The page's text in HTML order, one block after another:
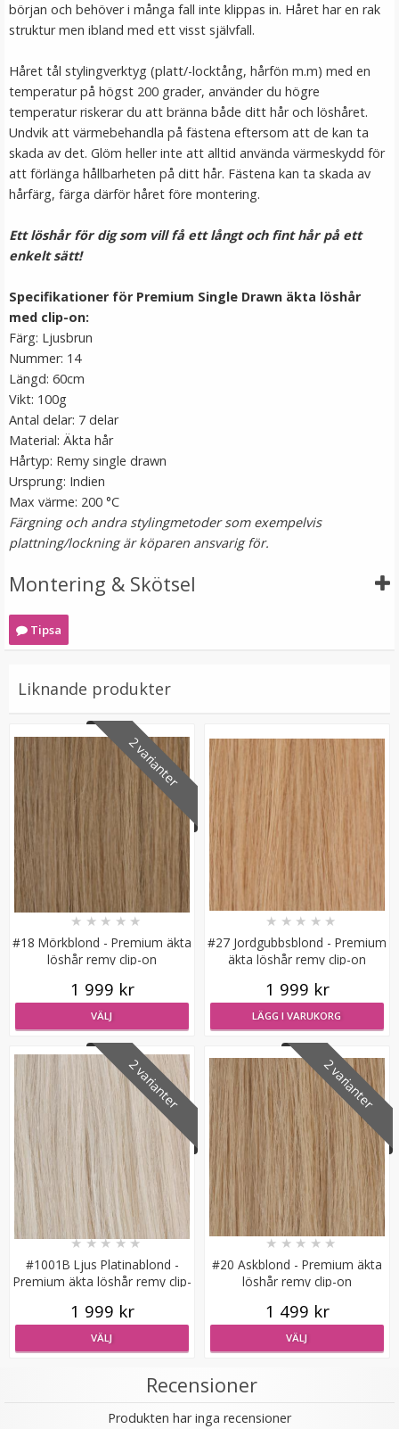
Syntetiskt löshår rakt Gloriatråd dip dye -
★★★★★
119 kr
199 kr
★★★★★
19 kr
#24 Mellanblond - Original äkta löshår remy microringar
loop
★ ★ ★ ★
179 kr
#27 Mellanbrun - Hästsvans vågig rosett
★★ ★ ★
LÄGG I VARUKORG
början och behöver i många fall inte klippas in. Håret har en rak
struktur men ibland med ett visst självfall.
Håret tål stylingverktyg (platt/-locktång, hårfön m.m) med en
temperatur på högst 200 grader, använder du högre
temperatur riskerar du att bränna både ditt hår och löshåret.
Undvik att värmebehandla på fästena eftersom att de kan ta
skada av det. Glöm heller inte att alltid använda värmeskydd för
att förlänga hållbarheten på ditt hår. Fästena kan ta skada av
hårfärg, färga därför håret före montering.
Ett löshår för dig som vill få ett långt och fint hår på ett
enkelt sätt!
Specifikationer för Premium Single Drawn äkta löshår
med clip-on:
Färg: Ljusbrun
Nummer: 14
Längd: 60cm
Vikt: 100g
Antal delar: 7 delar
Material: Äkta hår
Hårtyp: Remy single drawn
Ursprung: Indien
Max värme: 200 °C
Färgning och andra stylingmetoder som exempelvis
plattning/lockning är köparen ansvarig för.
Montering & Skötsel
Tipsa
Liknande produkter
2 varianter
#18 Mörkblond - Premium äkta
löshår remy clip-on
★ ★ ★ ★ ★
1 999 kr
VÄLJ
#27 Jordgubbsblond - Premium
äkta löshår remy clip-on
★ ★ ★ ★ ★
1 999 kr
LÄGG I VARUKORG
2 varianter
#1001B Ljus Platinablond -
Premium äkta löshår remy clip-
★★★★★
1 999 kr
VÄLJ
2 varianter
#20 Askblond - Premium äkta
löshår remy clip-on
★ ★ ★ ★ ★
1 499 kr
VÄLJ
Recensioner
Produkten har inga recensioner